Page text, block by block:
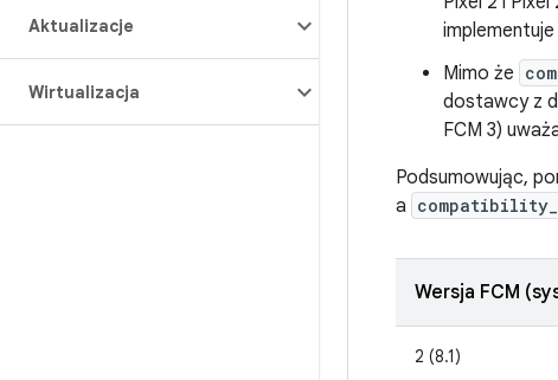
Aktualizacje
Wirtualizacja
implementuje
Mimo że
dostawcy z
FCM 3)
Podsumowując,
a
Wersja FCM
2 (8.1)